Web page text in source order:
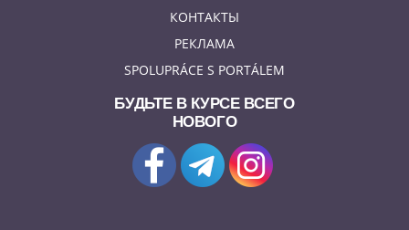
КОНТАКТЫ
РЕКЛАМА
SPOLUPRÁCE S PORTÁLEM
БУДЬТЕ В КУРСЕ ВСЕГО
НОВОГО